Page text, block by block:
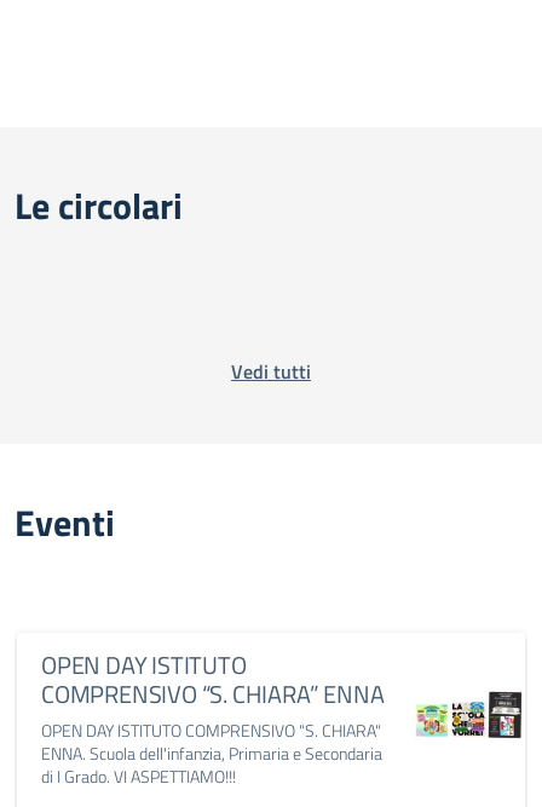
Le circolari
Vedi tutti
Eventi
OPEN DAY ISTITUTO
COMPRENSIVO “S. CHIARA” ENNA
OPEN DAY ISTITUTO COMPRENSIVO "S. CHIARA"
ENNA. Scuola dell'infanzia, Primaria e Secondaria
di I Grado. VI ASPETTIAMO!!!